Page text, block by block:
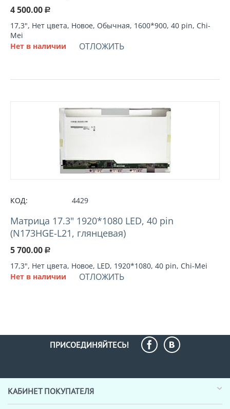
4 500.00 Р
17,3", Нет цвета, Новое, Обычная, 1600*900, 40 pin, Chi-
Mei
Нет в наличии
ОТЛОЖИТЬ
КОД: 4429
Матрица 17.3" 1920*1080 LED, 40 pin
(N173HGE-L21, глянцевая)
5 700.00 Р
17,3", Нет цвета, Новое, LED, 1920*1080, 40 pin, Chi-Mei
Нет в наличии
ОТЛОЖИТЬ
ПРИСОЕДИНЯЙТЕСЬ!
КАБИНЕТ ПОКУПАТЕЛЯ